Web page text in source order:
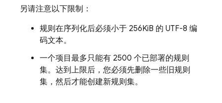
另请注意以下限制：
规则在序列化后必须小于 256KiB 的 UTF-8 编
码文本。
一个项目最多只能有 2500 个已部署的规则
集。达到上限后，您必须先删除一些旧规则
集，然后才能创建新规则集。